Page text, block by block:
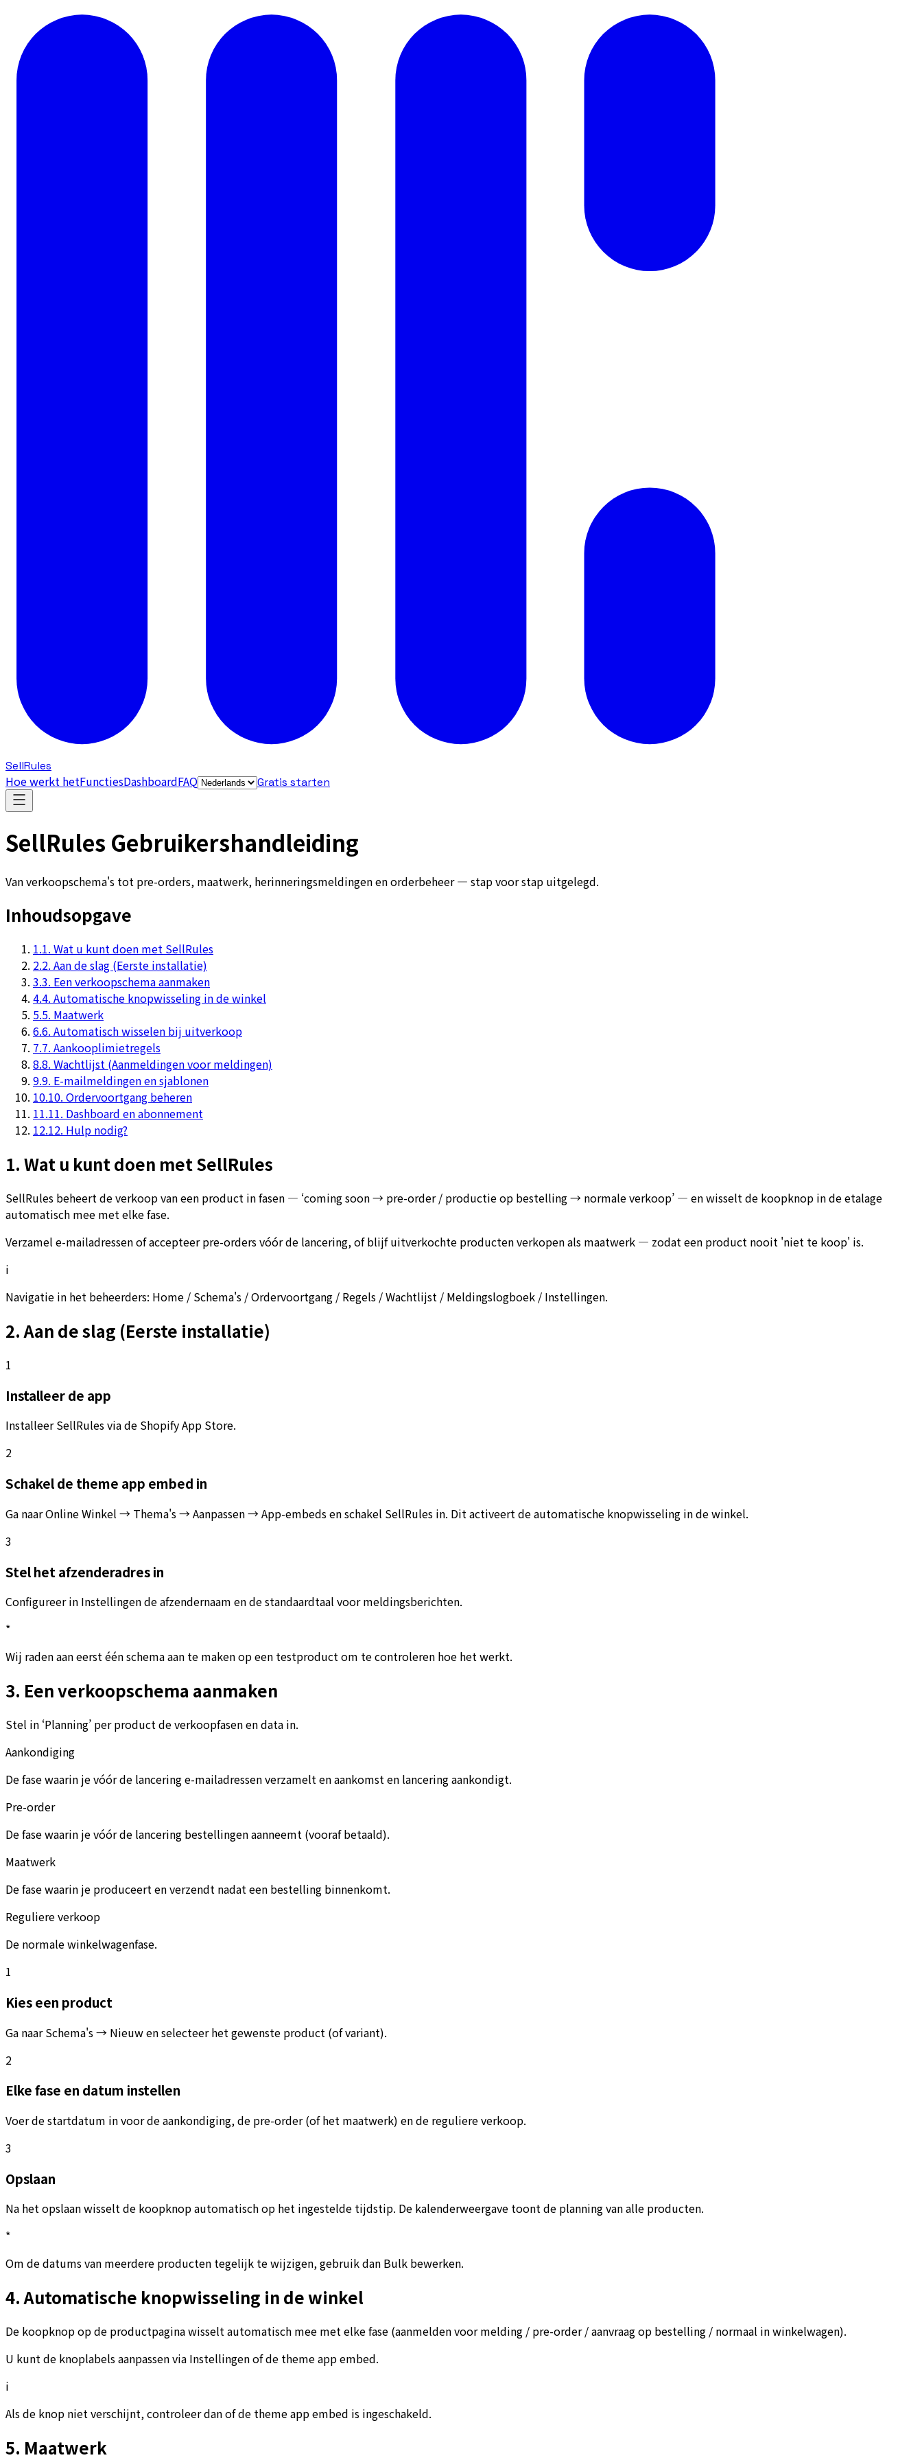
SellRules
Hoe werkt hetFunctiesDashboardFAQ Gratis starten
SellRules Gebruikershandleiding
Van verkoopschema's tot pre-orders, maatwerk, herinneringsmeldingen en orderbeheer — stap voor stap uitgelegd.
Inhoudsopgave
1.1. Wat u kunt doen met SellRules
2.2. Aan de slag (Eerste installatie)
3.3. Een verkoopschema aanmaken
4.4. Automatische knopwisseling in de winkel
5.5. Maatwerk
6.6. Automatisch wisselen bij uitverkoop
7.7. Aankooplimietregels
8.8. Wachtlijst (Aanmeldingen voor meldingen)
9.9. E-mailmeldingen en sjablonen
10.10. Ordervoortgang beheren
11.11. Dashboard en abonnement
12.12. Hulp nodig?
1. Wat u kunt doen met SellRules
SellRules beheert de verkoop van een product in fasen — ‘coming soon → pre-order / productie op bestelling → normale verkoop’ — en wisselt de koopknop in de etalage
automatisch mee met elke fase.
Verzamel e-mailadressen of accepteer pre-orders vóór de lancering, of blijf uitverkochte producten verkopen als maatwerk — zodat een product nooit 'niet te koop' is.
i
Navigatie in het beheerders: Home / Schema's / Ordervoortgang / Regels / Wachtlijst / Meldingslogboek / Instellingen.
2. Aan de slag (Eerste installatie)
1
Installeer de app
Installeer SellRules via de Shopify App Store.
2
Schakel de theme app embed in
Ga naar Online Winkel → Thema's → Aanpassen → App-embeds en schakel SellRules in. Dit activeert de automatische knopwisseling in de winkel.
3
Stel het afzenderadres in
Configureer in Instellingen de afzendernaam en de standaardtaal voor meldingsberichten.
*
Wij raden aan eerst één schema aan te maken op een testproduct om te controleren hoe het werkt.
3. Een verkoopschema aanmaken
Stel in ‘Planning’ per product de verkoopfasen en data in.
Aankondiging
De fase waarin je vóór de lancering e-mailadressen verzamelt en aankomst en lancering aankondigt.
Pre-order
De fase waarin je vóór de lancering bestellingen aanneemt (vooraf betaald).
Maatwerk
De fase waarin je produceert en verzendt nadat een bestelling binnenkomt.
Reguliere verkoop
De normale winkelwagenfase.
1
Kies een product
Ga naar Schema's → Nieuw en selecteer het gewenste product (of variant).
2
Elke fase en datum instellen
Voer de startdatum in voor de aankondiging, de pre-order (of het maatwerk) en de reguliere verkoop.
3
Opslaan
Na het opslaan wisselt de koopknop automatisch op het ingestelde tijdstip. De kalenderweergave toont de planning van alle producten.
*
Om de datums van meerdere producten tegelijk te wijzigen, gebruik dan Bulk bewerken.
4. Automatische knopwisseling in de winkel
De koopknop op de productpagina wisselt automatisch mee met elke fase (aanmelden voor melding / pre-order / aanvraag op bestelling / normaal in winkelwagen).
U kunt de knoplabels aanpassen via Instellingen of de theme app embed.
i
Als de knop niet verschijnt, controleer dan of de theme app embed is ingeschakeld.
5. Maatwerk